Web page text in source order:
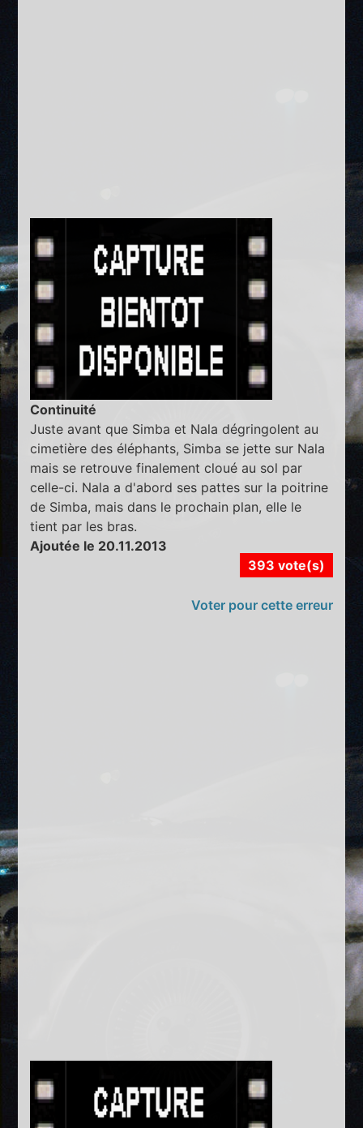
Continuité
Juste avant que Simba et Nala dégringolent au
cimetière des éléphants, Simba se jette sur Nala
mais se retrouve finalement cloué au sol par
celle-ci. Nala a d'abord ses pattes sur la poitrine
de Simba, mais dans le prochain plan, elle le
tient par les bras.
Ajoutée le 20.11.2013
393 vote(s)
Voter pour cette erreur